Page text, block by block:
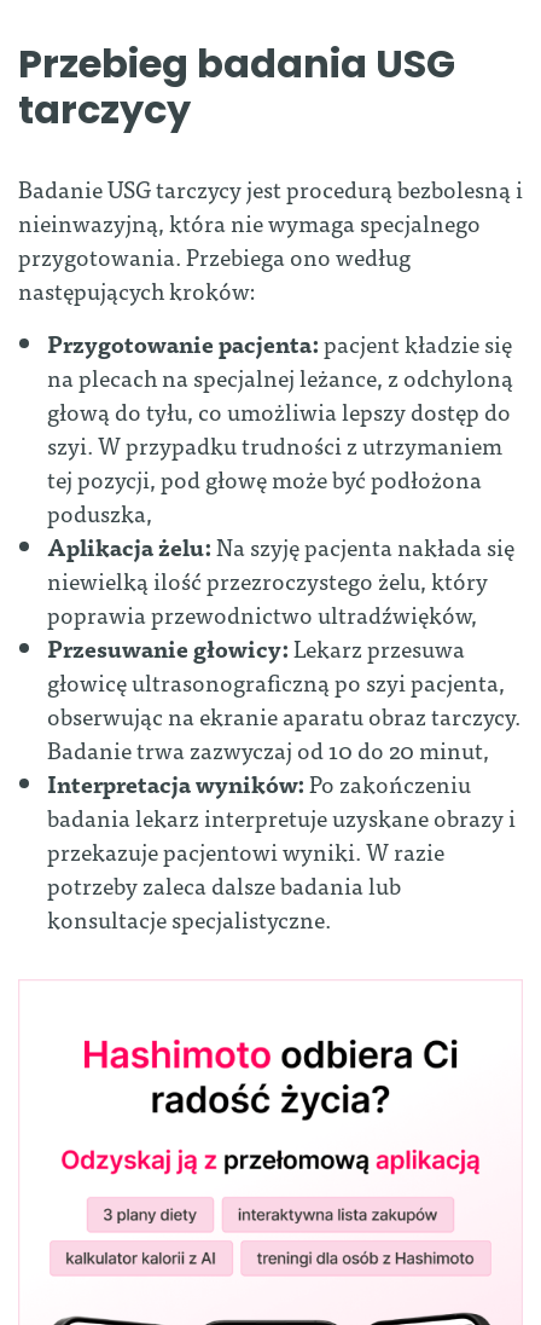
Przebieg badania USG
tarczycy
Badanie USG tarczycy jest procedurą bezbolesną i
nieinwazyjną, która nie wymaga specjalnego
przygotowania. Przebiega ono według
następujących kroków:
Przygotowanie pacjenta:pacjent kładzie się
na plecach na specjalnej leżance, z odchyloną
głową do tyłu, co umożliwia lepszy dostęp do
szyi. W przypadku trudności z utrzymaniem
tej pozycji, pod głowę może być podłożona
poduszka,
Aplikacja żelu:Na szyję pacjenta nakłada się
niewielką ilość przezroczystego żelu, który
poprawia przewodnictwo ultradźwięków,
Przesuwanie głowicy:Lekarz przesuwa
głowicę ultrasonograficzną po szyi pacjenta,
obserwując na ekranie aparatu obraz tarczycy.
Badanie trwa zazwyczaj od 10 do 20 minut,
Interpretacja wyników:Po zakończeniu
badania lekarz interpretuje uzyskane obrazy i
przekazuje pacjentowi wyniki. W razie
potrzeby zaleca dalsze badania lub
konsultacje specjalistyczne.